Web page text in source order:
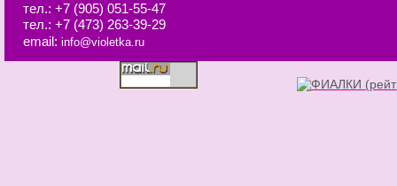
тел.: +7 (905) 051-55-47
тел.: +7 (473) 263-39-29
email: info@violetka.ru